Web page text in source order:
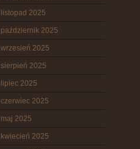
listopad 2025
październik 2025
wrzesień 2025
sierpień 2025
lipiec 2025
czerwiec 2025
maj 2025
kwiecień 2025